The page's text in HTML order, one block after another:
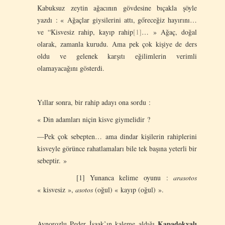
Kabuksuz zeytin ağacının gövdesine bıçakla şöyle
yazdı : « Ağaçlar giysilerini attı, gőreceğiz hayırını…
ve “Kisvesiz rahip, kayıp rahip[1]… » Ağaç, doğal
olarak, zamanla kurudu. Ama pek çok kişiye de ders
oldu ve gelenek karşıtı eğilimlerin verimli
olamayacağını gösterdi.
Yıllar sonra, bir rahip adayı ona sordu :
« Din adamları niçin kisve giymelidir ?
—Pek çok sebepten… ama dindar kişilerin rahiplerini
kisveyle görünce rahatlamaları bile tek başına yeterli bir
sebeptir. »
[1] Yunanca kelime oyunu : arasotos
« kisvesiz », asotos (oğul) « kayıp (oğul) ».